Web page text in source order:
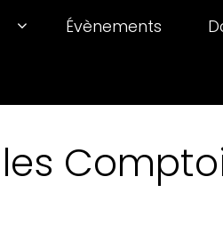
Évènements